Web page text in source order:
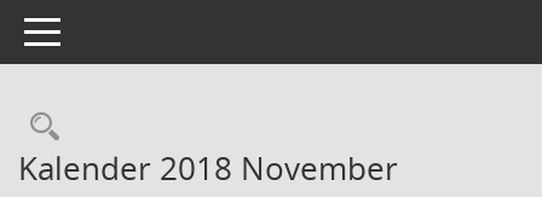
Toggle navigation
Rechercheauswahl
Kalender 2018 November